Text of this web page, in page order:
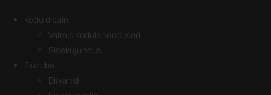
Kodu disain
Valmis Kodulahendused
Sisekujundus
Elutuba
Diivanid